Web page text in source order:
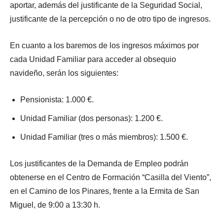
aportar, además del justificante de la Seguridad Social,
justificante de la percepción o no de otro tipo de ingresos.
En cuanto a los baremos de los ingresos máximos por
cada Unidad Familiar para acceder al obsequio
navideño, serán los siguientes:
Pensionista: 1.000 €.
Unidad Familiar (dos personas): 1.200 €.
Unidad Familiar (tres o más miembros): 1.500 €.
Los justificantes de la Demanda de Empleo podrán
obtenerse en el Centro de Formación “Casilla del Viento”,
en el Camino de los Pinares, frente a la Ermita de San
Miguel, de 9:00 a 13:30 h.